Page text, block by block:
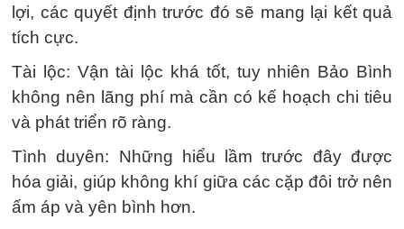
lợi, các quyết định trước đó sẽ mang lại kết quả
tích cực.
Tài lộc: Vận tài lộc khá tốt, tuy nhiên Bảo Bình
không nên lãng phí mà cần có kế hoạch chi tiêu
và phát triển rõ ràng.
Tình duyên: Những hiểu lầm trước đây được
hóa giải, giúp không khí giữa các cặp đôi trở nên
ấm áp và yên bình hơn.